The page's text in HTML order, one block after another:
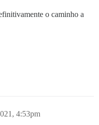
o caminho a
4:53pm